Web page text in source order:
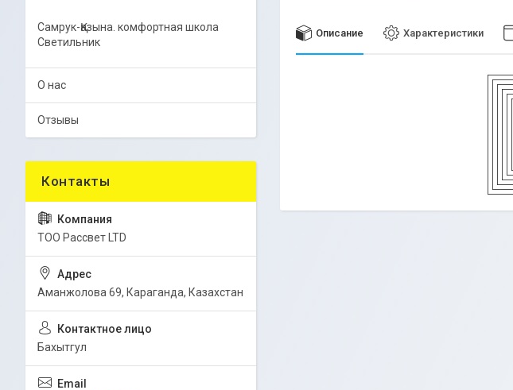
Описание Характеристики
Самрук-Қазына. комфортная школа
Светильник
О нас
Отзывы
ТОО Рассвет LTD
Аманжолова 69, Караганда, Казахстан
Бахытгул